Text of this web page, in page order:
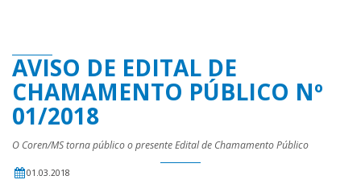
AVISO DE EDITAL DE
CHAMAMENTO PÚBLICO Nº
01/2018
O Coren/MS torna público o presente Edital de Chamamento Público
01.03.2018